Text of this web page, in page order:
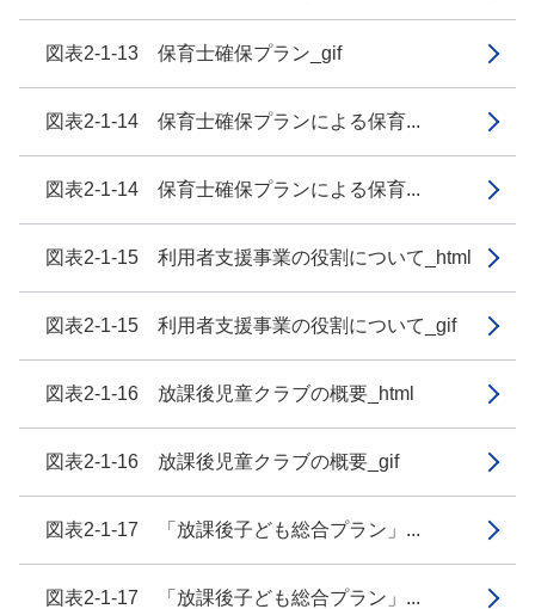
図表2-1-13 保育士確保プラン_gif
図表2-1-14 保育士確保プランによる保育...
図表2-1-14 保育士確保プランによる保育...
図表2-1-15 利用者支援事業の役割について_html
図表2-1-15 利用者支援事業の役割について_gif
図表2-1-16 放課後児童クラブの概要_html
図表2-1-16 放課後児童クラブの概要_gif
図表2-1-17 「放課後子ども総合プラン」...
図表2-1-17 「放課後子ども総合プラン」...